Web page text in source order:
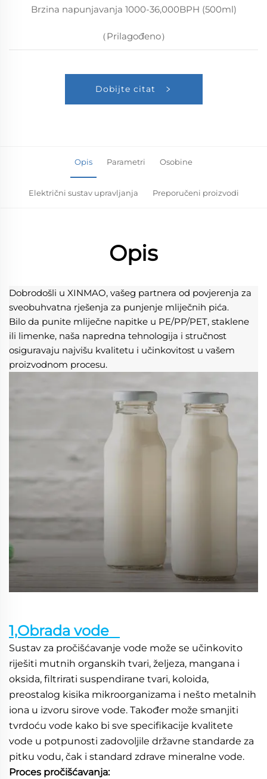
Brzina napunjavanja 1000-36,000BPH (500ml)
（Prilagođeno）
Dobijte citat
Opis Parametri Osobine
Električni sustav upravljanja Preporučeni proizvodi
Opis
Dobrodošli u XINMAO, vašeg partnera od povjerenja za
sveobuhvatna rješenja za punjenje mliječnih pića.
Bilo da punite mliječne napitke u PE/PP/PET, staklene
ili limenke, naša napredna tehnologija i stručnost
osiguravaju najvišu kvalitetu i učinkovitost u vašem
proizvodnom procesu.
1,Obrada vode
Sustav za pročišćavanje vode može se učinkovito
riješiti mutnih organskih tvari, željeza, mangana i
oksida, filtrirati suspendirane tvari, koloida,
preostalog kisika mikroorganizama i nešto metalnih
iona u izvoru sirove vode. Također može smanjiti
tvrdoću vode kako bi sve specifikacije kvalitete
vode u potpunosti zadovoljile državne standarde za
pitku vodu, čak i standard zdrave mineralne vode.
Proces pročišćavanja: